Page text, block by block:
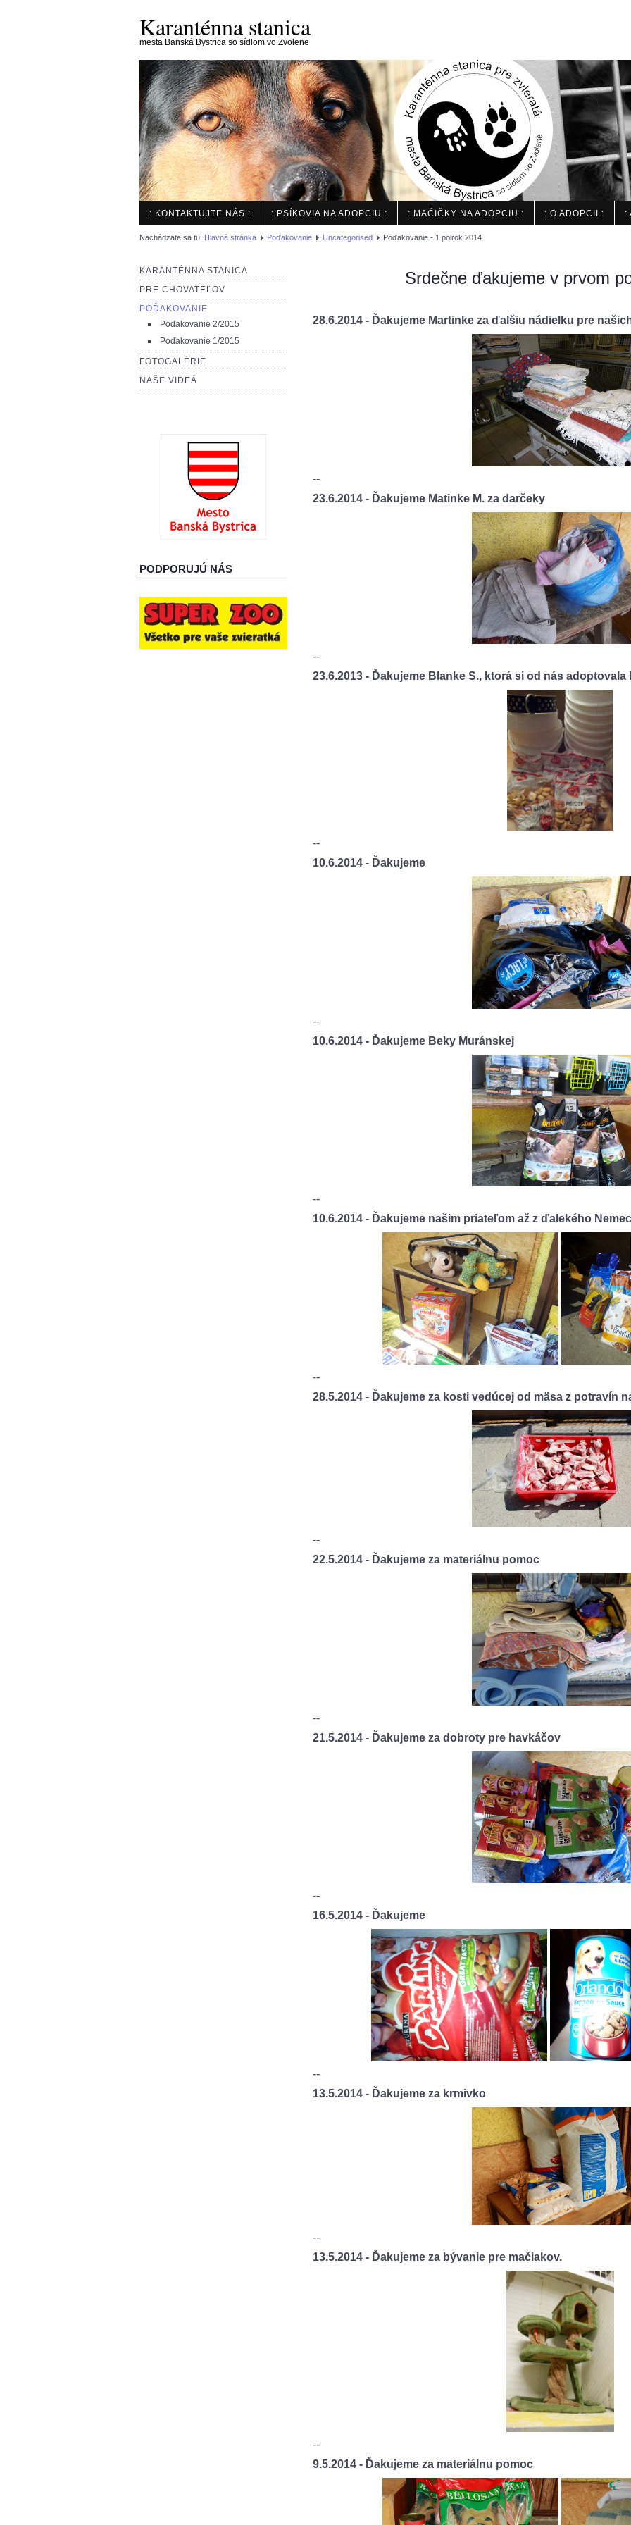
Karanténna stanica
mesta Banská Bystrica so sídlom vo Zvolene
: KONTAKTUJTE NÁS : : PSÍKOVIA NA ADOPCIU : : MAČIČKY NA ADOPCIU : : O ADOPCII : :
Nachádzate sa tu: Hlavná stránka Poďakovanie Uncategorised Poďakovanie - 1 polrok 2014
KARANTÉNNA STANICA
PRE CHOVATEĽOV
POĎAKOVANIE
Poďakovanie 2/2015
Poďakovanie 1/2015
FOTOGALÉRIE
NAŠE VIDEÁ
PODPORUJÚ NÁS
Srdečne ďakujeme v prvom
28.6.2014 - Ďakujeme Martinke za ďalšiu nádielku pre
--
23.6.2014 - Ďakujeme Matinke M. za darčeky
--
23.6.2013 - Ďakujeme Blanke S., ktorá si od nás
--
10.6.2014 - Ďakujeme
--
10.6.2014 - Ďakujeme Beky Muránskej
--
10.6.2014 - Ďakujeme našim priateľom až z ďalekého
--
28.5.2014 - Ďakujeme za kosti vedúcej od mäsa z potravín
--
22.5.2014 - Ďakujeme za materiálnu pomoc
--
21.5.2014 - Ďakujeme za dobroty pre havkáčov
--
16.5.2014 - Ďakujeme
--
13.5.2014 - Ďakujeme za krmivko
--
13.5.2014 - Ďakujeme za bývanie pre mačiakov.
--
9.5.2014 - Ďakujeme za materiálnu pomoc